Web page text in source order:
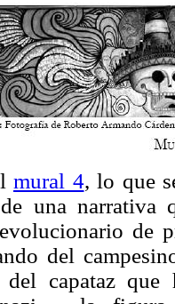
mural 4, lo que
una narrativa
de
del
capataz que